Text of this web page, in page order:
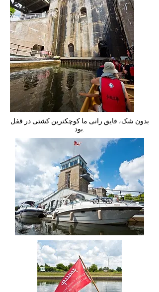
بدون شک، قایق رانی ما کوچکترین کشتی در قفل
بود.